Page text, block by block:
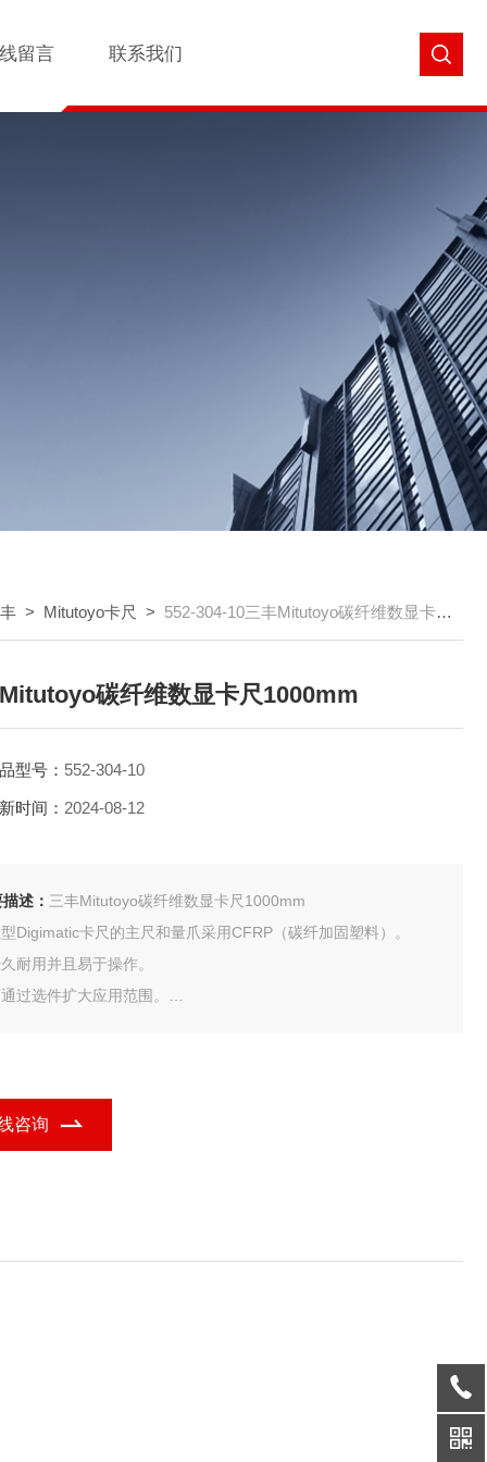
留言 联系我们
> Mitutoyo卡尺 > 552-304-10三丰Mitutoyo碳纤维数显卡尺1000mm
碳纤维数显卡尺1000mm
型号： 552-304-10
时间： 2024-08-12
述： 三丰Mitutoyo碳纤维数显卡尺1000mm
Digimatic卡尺的主尺和量爪采用CFRP（碳纤加固塑料）。
耐用并且易于操作。
过选件扩大应用范围。
咨询